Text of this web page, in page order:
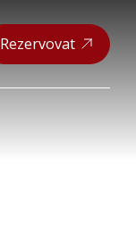
Rezervovat